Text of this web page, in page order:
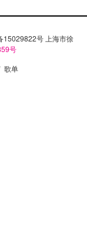
15029822号 上海市徐
号
歌单